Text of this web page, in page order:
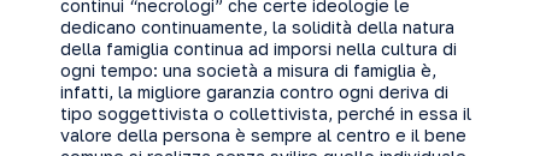
continui “necrologi” che certe ideologie le
dedicano continuamente, la solidità della natura
della famiglia continua ad imporsi nella cultura di
ogni tempo: una società a misura di famiglia è,
infatti, la migliore garanzia contro ogni deriva di
tipo soggettivista o collettivista, perché in essa il
valore della persona è sempre al centro e il bene